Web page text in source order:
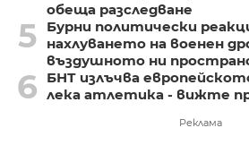
обеща разследване
5
Бурни политически
нахлуването на военен
въздушното ни
6
БНТ излъчва
лека атлетика - вижте
Реклама